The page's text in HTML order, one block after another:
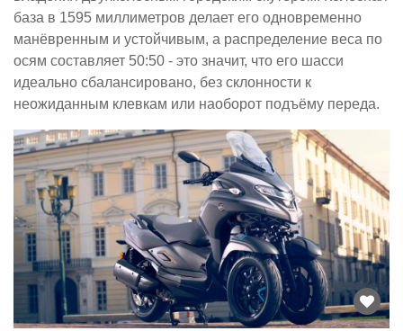
база в 1595 миллиметров делает его одновременно
манёвренным и устойчивым, а распределение веса по
осям составляет 50:50 - это значит, что его шасси
идеально сбалансировано, без склонности к
неожиданным клевкам или наоборот подъёму переда.